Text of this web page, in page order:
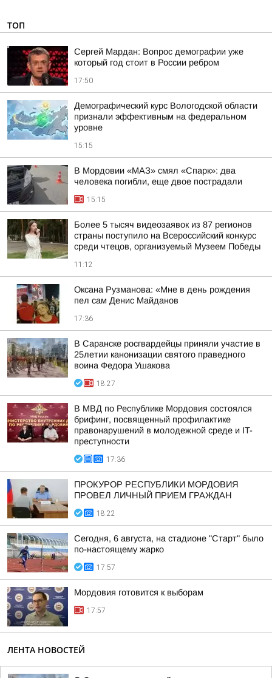
ТОП
Сергей Мардан: Вопрос демографии уже
который год стоит в России ребром
17:50
Демографический курс Вологодской области
признали эффективным на федеральном
уровне
15:15
В Мордовии «МАЗ» смял «Спарк»: два
человека погибли, еще двое пострадали
15:15
Более 5 тысяч видеозаявок из 87 регионов
страны поступило на Всероссийский конкурс
среди чтецов, организуемый Музеем Победы
11:12
Оксана Рузманова: «Мне в день рождения
пел сам Денис Майданов
17:36
В Саранске росгвардейцы приняли участие в
25летии канонизации святого праведного
воина Федора Ушакова
18:27
В МВД по Республике Мордовия состоялся
брифинг, посвященный профилактике
правонарушений в молодежной среде и IT-
преступности
17:36
ПРОКУРОР РЕСПУБЛИКИ МОРДОВИЯ
ПРОВЕЛ ЛИЧНЫЙ ПРИЕМ ГРАЖДАН
18:22
Сегодня, 6 августа, на стадионе "Старт" было
по-настоящему жарко
17:57
Мордовия готовится к выборам
17:57
ЛЕНТА НОВОСТЕЙ